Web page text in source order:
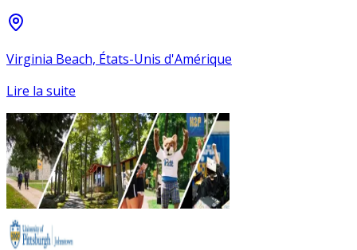
Virginia Beach, États-Unis d'Amérique
Lire la suite